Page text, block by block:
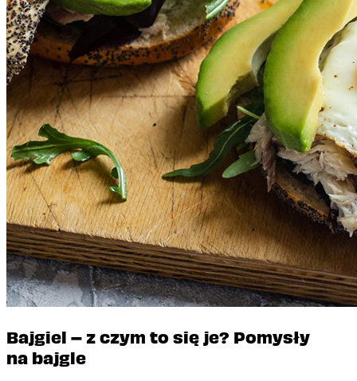
Bajgiel – z czym to się je? Pomysły
na bajgle